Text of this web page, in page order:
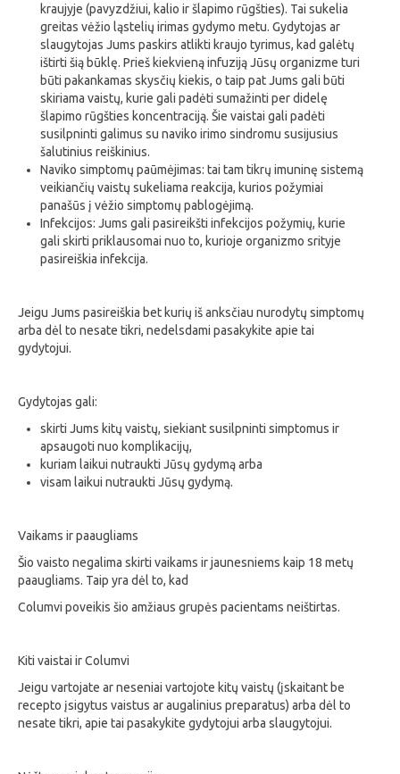
kraujyje (pavyzdžiui, kalio ir šlapimo rūgšties). Tai sukelia
greitas vėžio ląstelių irimas gydymo metu. Gydytojas ar
slaugytojas Jums paskirs atlikti kraujo tyrimus, kad galėtų
ištirti šią būklę. Prieš kiekvieną infuziją Jūsų organizme turi
būti pakankamas skysčių kiekis, o taip pat Jums gali būti
skiriama vaistų, kurie gali padėti sumažinti per didelę
šlapimo rūgšties koncentraciją. Šie vaistai gali padėti
susilpninti galimus su naviko irimo sindromu susijusius
šalutinius reiškinius.
Naviko simptomų paūmėjimas: tai tam tikrų imuninę sistemą
veikiančių vaistų sukeliama reakcija, kurios požymiai
panašūs į vėžio simptomų pablogėjimą.
Infekcijos: Jums gali pasireikšti infekcijos požymių, kurie
gali skirti priklausomai nuo to, kurioje organizmo srityje
pasireiškia infekcija.
Jeigu Jums pasireiškia bet kurių iš anksčiau nurodytų simptomų
arba dėl to nesate tikri, nedelsdami pasakykite apie tai
gydytojui.
Gydytojas gali:
skirti Jums kitų vaistų, siekiant susilpninti simptomus ir
apsaugoti nuo komplikacijų,
kuriam laikui nutraukti Jūsų gydymą arba
visam laikui nutraukti Jūsų gydymą.
Vaikams ir paaugliams
Šio vaisto negalima skirti vaikams ir jaunesniems kaip 18 metų
paaugliams. Taip yra dėl to, kad
Columvi poveikis šio amžiaus grupės pacientams neištirtas.
Kiti vaistai ir Columvi
Jeigu vartojate ar neseniai vartojote kitų vaistų (įskaitant be
recepto įsigytus vaistus ar augalinius preparatus) arba dėl to
nesate tikri, apie tai pasakykite gydytojui arba slaugytojui.